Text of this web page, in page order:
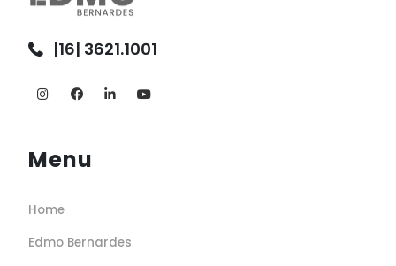
|16| 3621.1001
Menu
Home
Edmo Bernardes